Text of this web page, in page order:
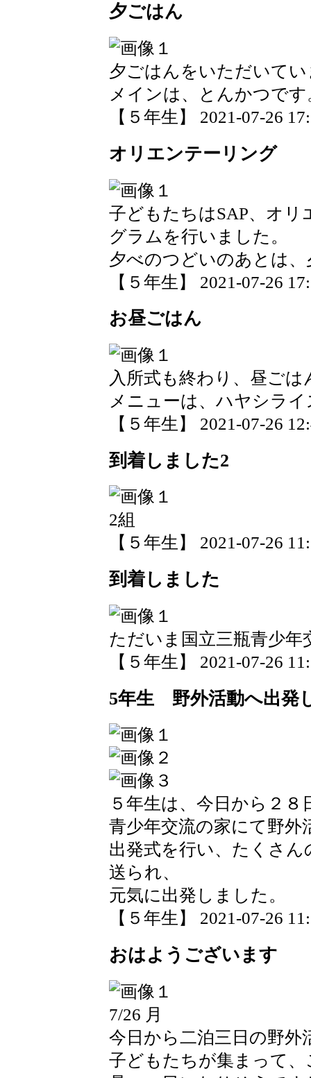
夕ごはん
夕ごはんをいただいて
メインは、とんかつです
【５年生】 2021-07-26
オリエンテーリング
子どもたちはSAP、オ
グラムを行いました。
夕べのつどいのあとは
【５年生】 2021-07-26
お昼ごはん
入所式も終わり、昼ご
メニューは、ハヤシラ
【５年生】 2021-07-26
到着しました2
2組
【５年生】 2021-07-26
到着しました
ただいま国立三瓶青少
【５年生】 2021-07-26
5年生 野外活動へ出発
５年生は、今日から２
青少年交流の家にて野外
出発式を行い、たくさ
送られ、
元気に出発しました。
【５年生】 2021-07-26
おはようございます
7/26 月
今日から二泊三日の野外
子どもたちが集まって